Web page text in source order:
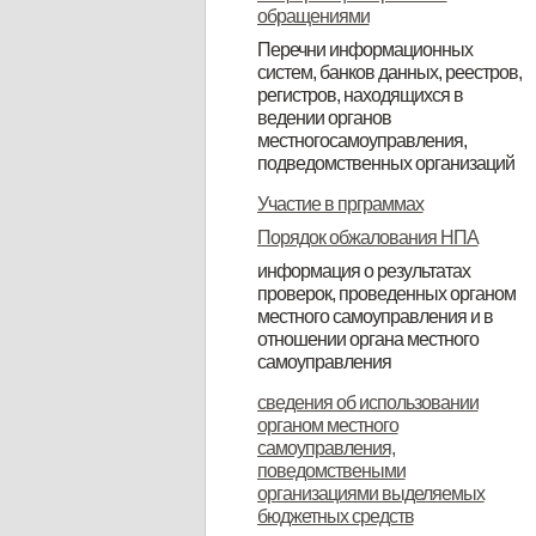
обращениями
Перечни информационных
систем, банков данных, реестров,
регистров, находящихся в
ведении органов
местногосамоуправления,
подведомственных организаций
систем, банков данных, рерстров,
регистров, находящихся в
ведении органа местного
самоправления
имущества по состоянию на
01.012019года
Участие в прграммах
Порядок обжалования НПА
информация о результатах
проверок, проведенных органом
местного самоуправления и в
отношении органа местного
самоуправления
Доклад о виде государственного
контроля (надзора),
муниципального контроля
сведения об использовании
органом местного
самоуправления,
поведомствеными
организациями выделяемых
бюджетных средств